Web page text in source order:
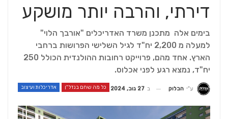
דירתי, והרבה יותר מושקע
בימים אלה מתכנן משרד האדריכלים "אורבך הלוי"
למעלה מ 2,200 יח"ד לגיל השלישי הפרושות ברחבי
הארץ. אחד מהם, פרוייקט רחובות ההולנדית הכולל 250
יח"ד, נמצא רגע לפני אכלוס.
כל מה שחם בנדל"ן אדריכלות ועיצוב ע"י הבלוק ב 27 נוב, 2024